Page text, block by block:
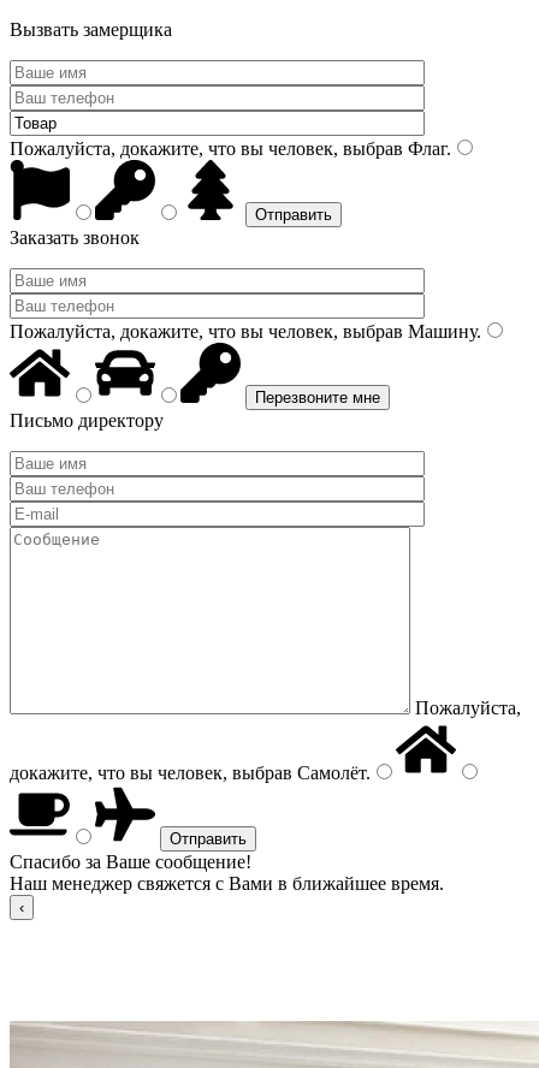
Вызвать замерщика
Пожалуйста, докажите, что вы человек, выбрав Флаг.
Заказать звонок
Пожалуйста, докажите, что вы человек, выбрав Машину.
Письмо директору
Пожалуйста,
докажите, что вы человек, выбрав Самолёт.
Спасибо за Ваше сообщение!
Наш менеджер свяжется с Вами в ближайшее время.